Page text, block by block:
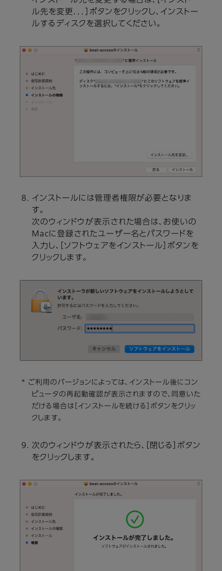
ル先を変更．．．］ボタンをクリックし、インストー
ルするディスクを選択してください。
インストールには管理者権限が必要となりま
す。
次のウィンドウが表示された場合は、お使いの
Macに登録されたユーザー名とパスワードを
入力し、［ソフトウェアをインストール］ボタンを
クリックします。
* ご利用のバージョンによっては、インストール後にコン
ピュータの再起動確認が表示されますので、同意いた
だける場合は［インストールを続ける］ボタンをクリッ
クします。
次のウィンドウが表示されたら、［閉じる］ボタン
をクリックします。